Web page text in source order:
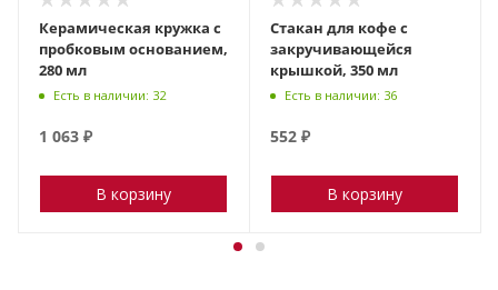
Стакан для кофе с
закручивающейся
крышкой, 350 мл
Есть в наличии: 36
552 ₽
В корзину
Керамическая кружка с
пробковым основанием,
280 мл
Есть в наличии: 32
1 063 ₽
В корзину